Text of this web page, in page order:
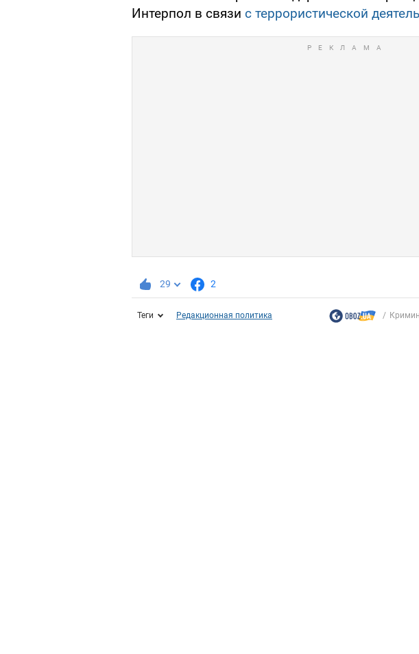
Интерпол в связи с террористической
29 2
Теги Редакционная политика